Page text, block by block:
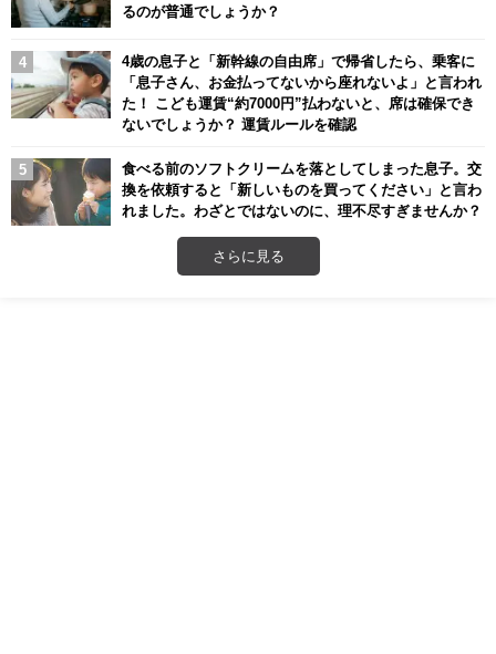
るのが普通でしょうか？
4歳の息子と「新幹線の自由席」で帰省したら、乗客に
「息子さん、お金払ってないから座れないよ」と言われ
た！ こども運賃“約7000円”払わないと、席は確保でき
ないでしょうか？ 運賃ルールを確認
食べる前のソフトクリームを落としてしまった息子。交
換を依頼すると「新しいものを買ってください」と言わ
れました。わざとではないのに、理不尽すぎませんか？
さらに見る